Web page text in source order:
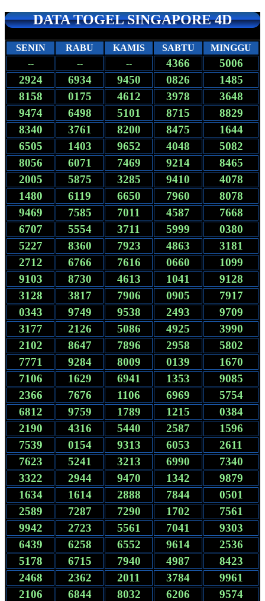
DATA TOGEL SINGAPORE 4D
SENIN RABU KAMIS SABTU
MINGGU
--
-- -- 4366
5006
2924
6934 9450 0826
1485
8158
0175 4612 3978
3648
9474
6498 5101 8715
8829
8340
3761 8200 8475
1644
6505
1403 9652 4048
5082
8056
6071 7469 9214
8465
2005
5875 3285 9410
4078
1480
6119 6650 7960
8078
9469
7585 7011 4587
7668
6707
5554 3711 5999
0380
5227
8360 7923 4863
3181
2712
6766 7616 0660
1099
9103
8730 4613 1041
9128
3128
3817 7906 0905
7917
0343
9749 9538 2493
9709
3177
2126 5086 4925
3990
2102
8647 7896 2958
5802
7771
9284 8009 0139
1670
7106
1629 6941 1353
9085
2366
7676 1106 6969
5754
6812
9759 1789 1215
0384
2190
4316 5440 2587
1596
7539
0154 9313 6053
2611
7623
5241 3213 6990
7340
3322
2944 9470 1342
9879
1634
1614 2888 7844
0501
2589
7287 7290 1702
7561
9942
2723 5561 7041
9303
6439
6258 6552 9614
2536
5178
6715 7940 4987
8423
2468
2362 2011 3784
9961
2106
6844 8032 6206
9574